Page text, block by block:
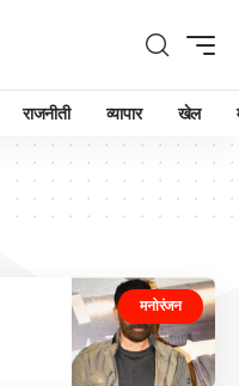
राजनीती व्यापार खेल
मनोरंजन